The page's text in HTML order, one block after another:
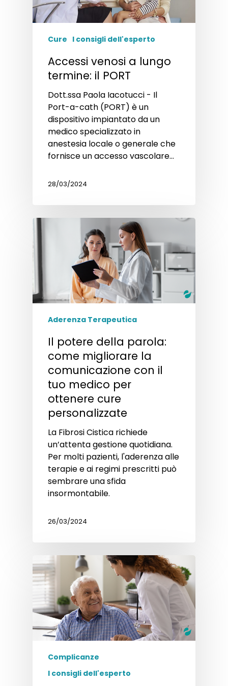
Cure I consigli dell'esperto
Accessi venosi a lungo
termine: il PORT
Dott.ssa Paola Iacotucci - Il
Port-a-cath (PORT) è un
dispositivo impiantato da un
medico specializzato in
anestesia locale o generale che
fornisce un accesso vascolare…
28/03/2024
Aderenza Terapeutica
Il potere della parola:
come migliorare la
comunicazione con il
tuo medico per
ottenere cure
personalizzate
La Fibrosi Cistica richiede
un’attenta gestione quotidiana.
Per molti pazienti, l'aderenza alle
terapie e ai regimi prescritti può
sembrare una sfida
insormontabile.
26/03/2024
Complicanze
I consigli dell'esperto